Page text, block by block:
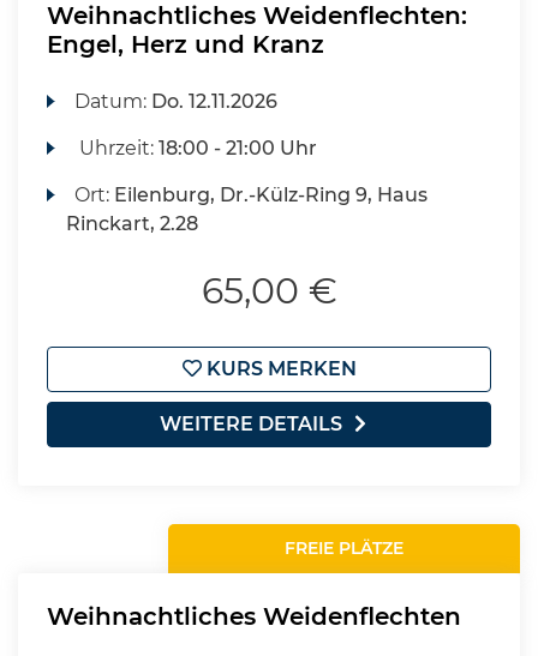
Weihnachtliches Weidenflechten:
Engel, Herz und Kranz
Datum: Do. 12.11.2026
Uhrzeit:18:00 - 21:00 Uhr
Ort: Eilenburg, Dr.-Külz-Ring 9, Haus
Rinckart, 2.28
65,00 €
KURS MERKEN
WEITERE DETAILS
FREIE PLÄTZE
Weihnachtliches Weidenflechten